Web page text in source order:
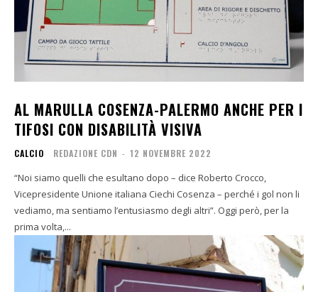
AL MARULLA COSENZA-PALERMO ANCHE PER I
TIFOSI CON DISABILITÀ VISIVA
CALCIO REDAZIONE CDN - 12 NOVEMBRE 2022
“Noi siamo quelli che esultano dopo – dice Roberto Crocco,
Vicepresidente Unione italiana Ciechi Cosenza – perché i gol non li
vediamo, ma sentiamo l’entusiasmo degli altri”. Oggi però, per la
prima volta,...